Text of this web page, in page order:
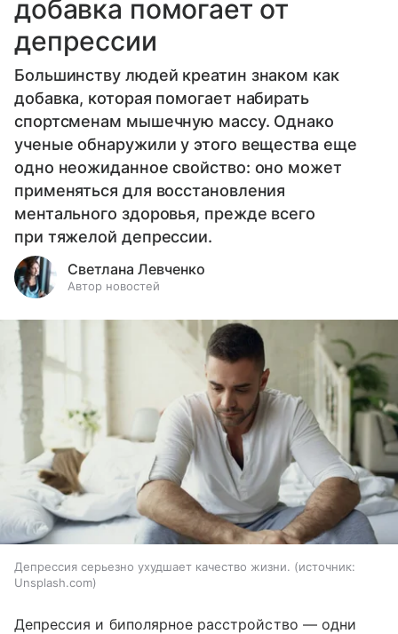
добавка помогает от
депрессии
Большинству людей креатин знаком как
добавка, которая помогает набирать
спортсменам мышечную массу. Однако
ученые обнаружили у этого вещества еще
одно неожиданное свойство: оно может
применяться для восстановления
ментального здоровья, прежде всего
при тяжелой депрессии.
Светлана Левченко
Автор новостей
Депрессия серьезно ухудшает качество жизни.
источник:
Unsplash.com
Депрессия и биполярное расстройство — одни